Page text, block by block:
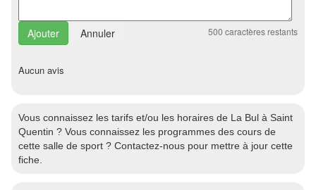
Annuler 500 caractères restants
Aucun avis
Vous connaissez les tarifs et/ou les horaires de La Bul à Saint
Quentin ? Vous connaissez les programmes des cours de
cette salle de sport ? Contactez-nous pour mettre à jour cette
fiche.